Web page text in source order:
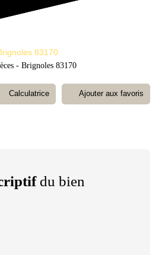
83170
- Brignoles 83170
Calculatrice Ajouter aux favoris
du bien